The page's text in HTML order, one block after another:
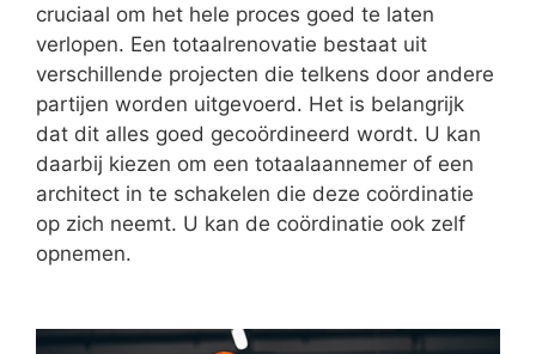
cruciaal om het hele proces goed te laten
verlopen. Een totaalrenovatie bestaat uit
verschillende projecten die telkens door andere
partijen worden uitgevoerd. Het is belangrijk
dat dit alles goed gecoördineerd wordt. U kan
daarbij kiezen om een totaalaannemer of een
architect in te schakelen die deze coördinatie
op zich neemt. U kan de coördinatie ook zelf
opnemen.